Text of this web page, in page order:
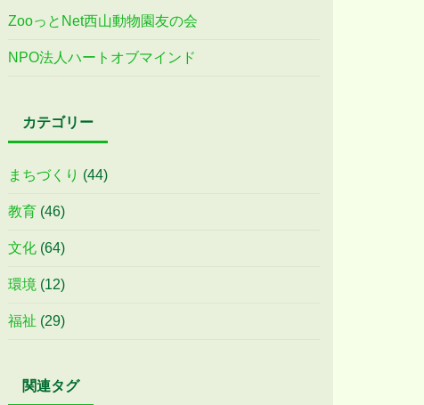
ZooっとNet西山動物園友の会
NPO法人ハートオブマインド
カテゴリー
まちづくり (44)
教育 (46)
文化 (64)
環境 (12)
福祉 (29)
関連タグ